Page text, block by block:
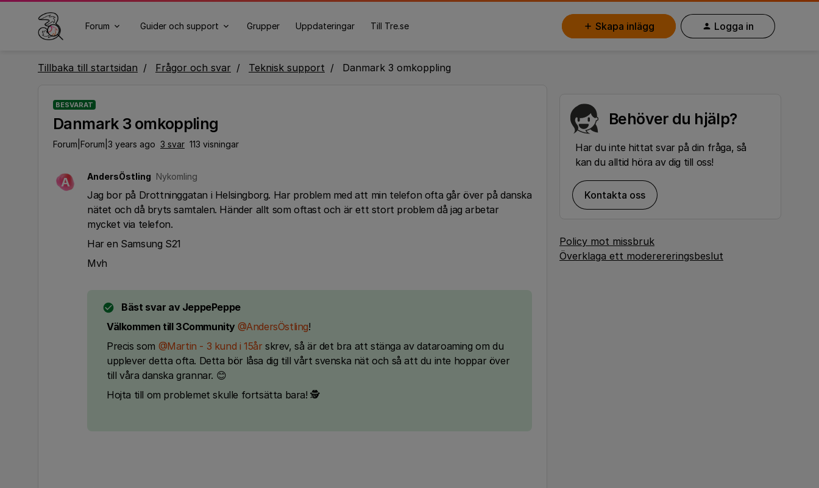
Forum Guider och support Grupper Uppdateringar Till Tre.se Skapa inlägg Logga in
Tillbaka till startsidan Frågor och svar Teknisk support Danmark 3 omkoppling
BESVARAT
Danmark 3 omkoppling
Forum|Forum|3 years ago 3 svar 113 visningar
A AndersÖstling Nykomling
Jag bor på Drottninggatan i Helsingborg. Har problem med att min telefon ofta går över på danska
nätet och då bryts samtalen. Händer allt som oftast och är ett stort problem då jag arbetar
mycket via telefon.
Har en Samsung S21
Mvh
Bäst svar av JeppePeppe
Välkommen till 3Community @AndersÖstling!
Precis som @Martin - 3 kund i 15år skrev, så är det bra att stänga av dataroaming om du
upplever detta ofta. Detta bör låsa dig till vårt svenska nät och så att du inte hoppar över
till våra danska grannar. 😊
Hojta till om problemet skulle fortsätta bara! 🕵
Behöver du hjälp?
Har du inte hittat svar på din fråga, så
kan du alltid höra av dig till oss!
Kontakta oss
Policy mot missbruk
Överklaga ett moderereringsbeslut